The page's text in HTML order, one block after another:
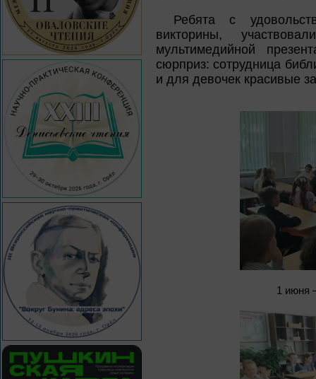
Ребята с
викторины,
мультимедийной
сюрприз: сотрудница
и для девочек красивые
1 июня